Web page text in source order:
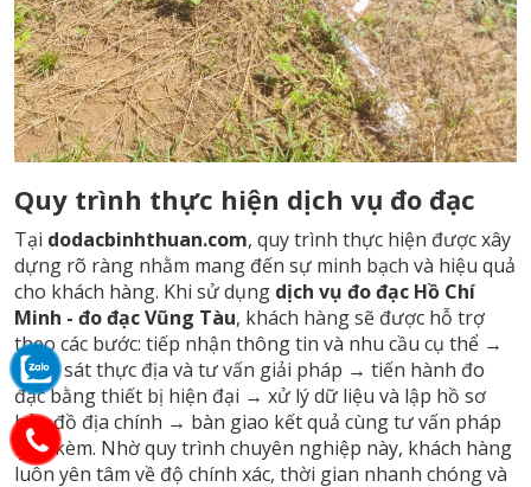
Quy trình thực hiện dịch vụ đo đạc
Tại dodacbinhthuan.com, quy trình thực hiện được xây
dựng rõ ràng nhằm mang đến sự minh bạch và hiệu quả
cho khách hàng. Khi sử dụng dịch vụ đo đạc Hồ Chí
Minh - đo đạc Vũng Tàu, khách hàng sẽ được hỗ trợ
theo các bước: tiếp nhận thông tin và nhu cầu cụ thể →
khảo sát thực địa và tư vấn giải pháp → tiến hành đo
đạc bằng thiết bị hiện đại → xử lý dữ liệu và lập hồ sơ
bản đồ địa chính → bàn giao kết quả cùng tư vấn pháp
lý đi kèm. Nhờ quy trình chuyên nghiệp này, khách hàng
luôn yên tâm về độ chính xác, thời gian nhanh chóng và